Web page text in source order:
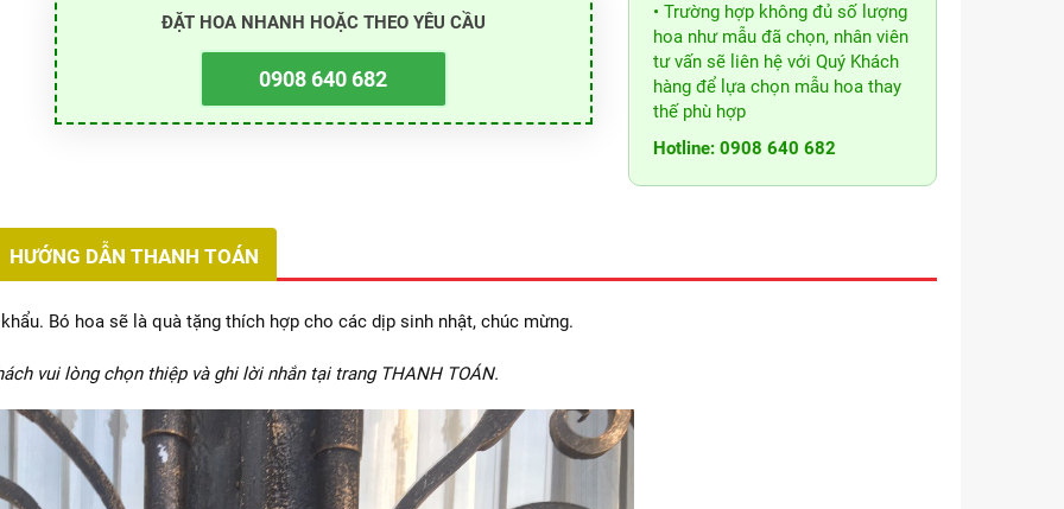
ĐẶT HOA NHANH HOẶC THEO YÊU CẦU
0908 640 682
• Trường hợp không đủ số lượng
hoa như mẫu đã chọn, nhân viên
tư vấn sẽ liên hệ với Quý Khách
hàng để lựa chọn mẫu hoa thay
thế phù hợp
Hotline: 0908 640 682
HƯỚNG DẪN THANH TOÁN
Bó hoa sẽ là quà tặng thích hợp cho các dịp sinh nhật, chúc mừng.
vui lòng chọn thiệp và ghi lời nhắn tại trang THANH TOÁN.